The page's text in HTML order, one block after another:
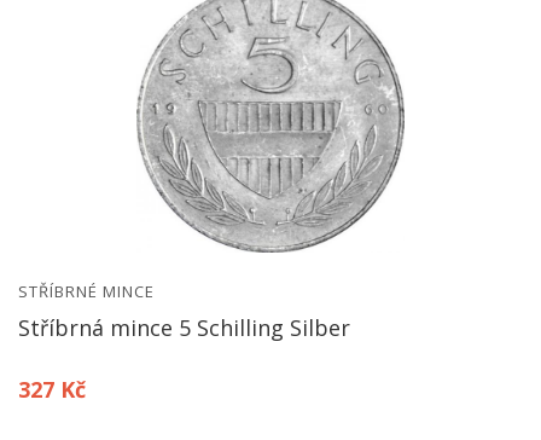
STŘÍBRNÉ MINCE
Stříbrná mince 5 Schilling Silber
327 Kč